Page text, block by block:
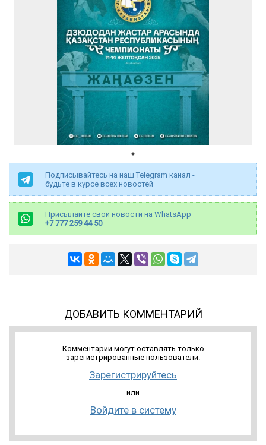
Подписывайтесь на наш Telegram канал -
будьте в курсе всех новостей
Присылайте свои новости на WhatsApp
+7 777 259 44 50
ДОБАВИТЬ КОММЕНТАРИЙ
Комментарии могут оставлять только
зарегистрированные пользователи.
Зарегистрируйтесь
или
Войдите в систему